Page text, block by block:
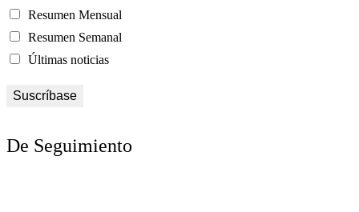
Resumen Mensual
Resumen Semanal
Últimas noticias
De Seguimiento